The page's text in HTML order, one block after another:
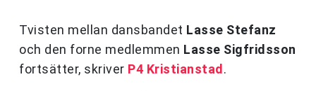
Tvisten mellan dansbandet Lasse Stefanz
och den forne medlemmen Lasse Sigfridsson
fortsätter, skriver P4 Kristianstad .